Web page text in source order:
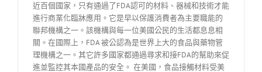
近百個國家，只有通過了FDA認可的材料、器械和技術才能
進行商業化臨牀應用。它是早以保護消費者為主要職能的
聯邦機構之一。該機構與每一位美國公民的生活都息息相
關。在國際上，FDA 被公認為是世界上大的食品與藥物管
理機構之一。其它許多國家都通過尋求和接FDA的幫助來促
進並監控其本國產品的安全。 在美國，食品接觸材料受美